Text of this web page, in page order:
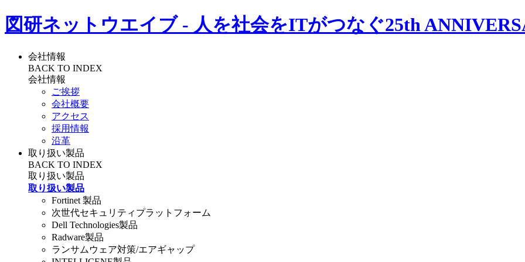
図研ネットウエイブ - 人を社会をITがつなぐ25th
会社情報
BACK TO INDEX
会社情報
ご挨拶
会社概要
アクセス
採用情報
沿革
取り扱い製品
BACK TO INDEX
取り扱い製品
取り扱い製品
Fortinet 製品
次世代セキュリティプラットフォーム
Dell Technologies製品
Radware製品
ランサムウェア対策/エアギャップ